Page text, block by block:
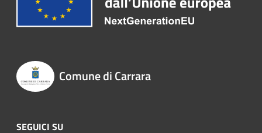
Comune di Carrara
SEGUICI SU